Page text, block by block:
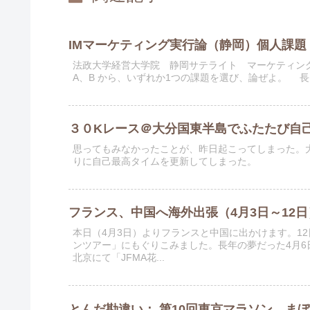
IMマーケティング実行論（静岡）個人課題
法政大学経営大学院 静岡サテライト マーケテ
A、B から、いずれか1つの課題を選び、論ぜよ。
３０Kレース＠大分国東半島でふたたび自
思ってもみなかったことが、昨日起こってしまった
りに自己最高タイムを更新してしまった。
フランス、中国へ海外出張（4月3日～12
本日（4月3日）よりフランスと中国に出かけます。
ンツアー」にもぐりこみました。長年の夢だった4月
北京にて「JFMA花...